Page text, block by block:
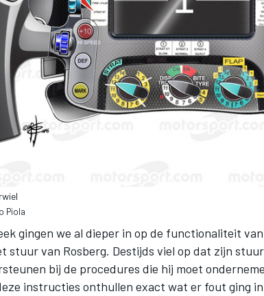
Piola
gingen we al dieper in op de functionaliteit
stuur van Rosberg. Destijds viel op dat zijn
bij de procedures die hij moet
instructies onthullen exact wat er fout ging in